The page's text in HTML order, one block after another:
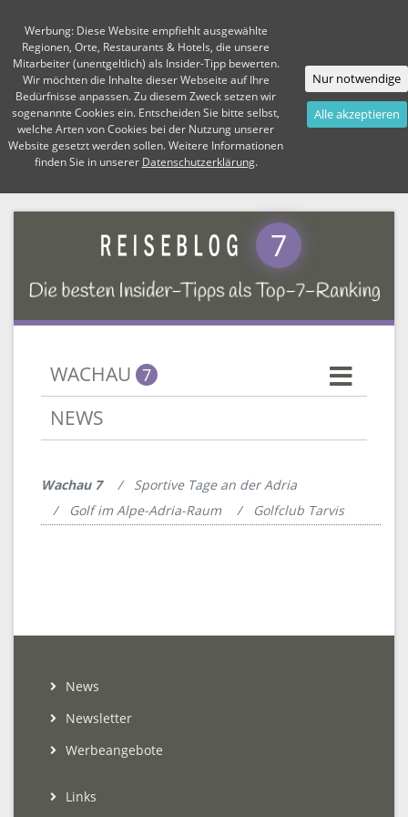
7
WACHAU 7
NEWS
Wachau 7
Sportive Tage an der Adria
Golf im Alpe-Adria-Raum
Golfclub Tarvis
News
Newsletter
Werbeangebote
Links
Werbung: Diese Website empfiehlt ausgewählte
Regionen, Orte, Restaurants & Hotels, die unsere
Mitarbeiter (unentgeltlich) als Insider-Tipp bewerten.
Wir möchten die Inhalte dieser Webseite auf Ihre
Bedürfnisse anpassen. Zu diesem Zweck setzen wir
sogenannte Cookies ein. Entscheiden Sie bitte selbst,
welche Arten von Cookies bei der Nutzung unserer
Website gesetzt werden sollen. Weitere Informationen
finden Sie in unserer Datenschutzerklärung.
Nur notwendige
Alle akzeptieren